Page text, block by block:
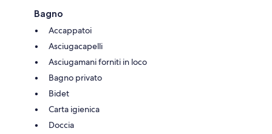
Bagno
Accappatoi
Asciugacapelli
Asciugamani forniti in loco
Bagno privato
Bidet
Carta igienica
Doccia